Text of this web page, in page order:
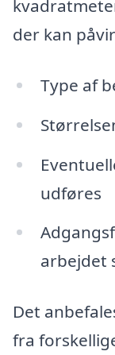
der kan
Type af
udføres
arbejdet
Det
fra